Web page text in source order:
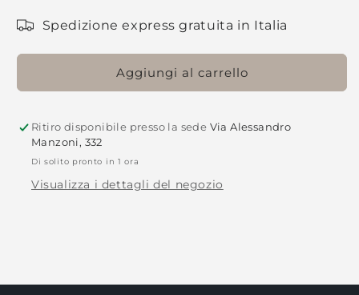
Spedizione express gratuita in Italia
Aggiungi al carrello
Ritiro disponibile presso la sede Via Alessandro
Manzoni, 332
Di solito pronto in 1 ora
Visualizza i dettagli del negozio